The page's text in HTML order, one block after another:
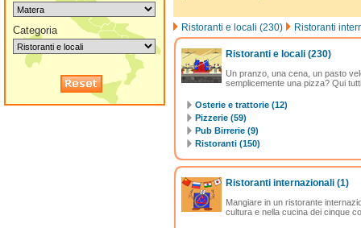
Ristoranti e locali (230) Ristoranti
Ristoranti e locali (230)
Un pranzo, una cena, un pasto
semplicemente una pizza? Qui
Osterie e trattorie (12)
Pizzerie (59)
Pub Birrerie (9)
Ristoranti (150)
Ristoranti internazionali (1)
Mangiare in un ristorante
cultura e nella cucina dei cinque
Categoria